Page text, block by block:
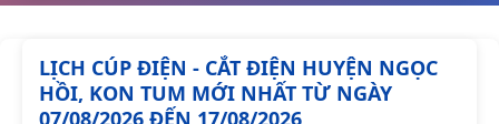
LỊCH CÚP ĐIỆN - CẮT ĐIỆN HUYỆN NGỌC
HỒI, KON TUM MỚI NHẤT TỪ NGÀY
07/08/2026 ĐẾN 17/08/2026